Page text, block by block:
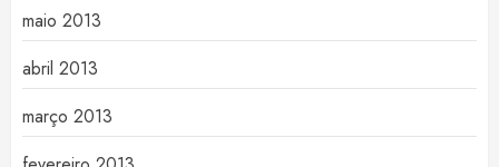
maio 2013
abril 2013
março 2013